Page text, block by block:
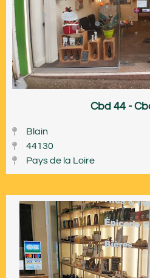
Cbd 44 -
Blain
44130
Pays de la Loire